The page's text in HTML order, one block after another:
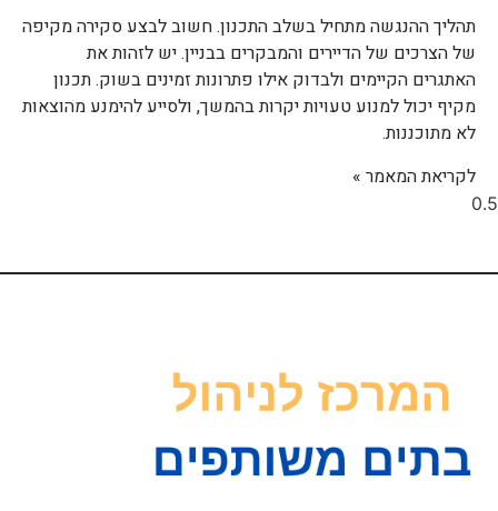
תהליך ההנגשה מתחיל בשלב התכנון. חשוב לבצע סקירה מקיפה
של הצרכים של הדיירים והמבקרים בבניין. יש לזהות את
האתגרים הקיימים ולבדוק אילו פתרונות זמינים בשוק. תכנון
מקיף יכול למנוע טעויות יקרות בהמשך, ולסייע להימנע מהוצאות
לא מתוכננות.
לקריאת המאמר »